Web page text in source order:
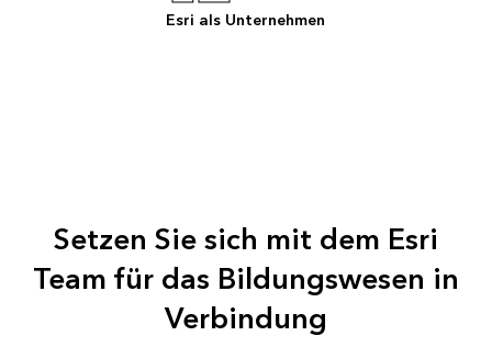
Esri als Unternehmen
Setzen Sie sich mit dem Esri
Team für das Bildungswesen in
Verbindung